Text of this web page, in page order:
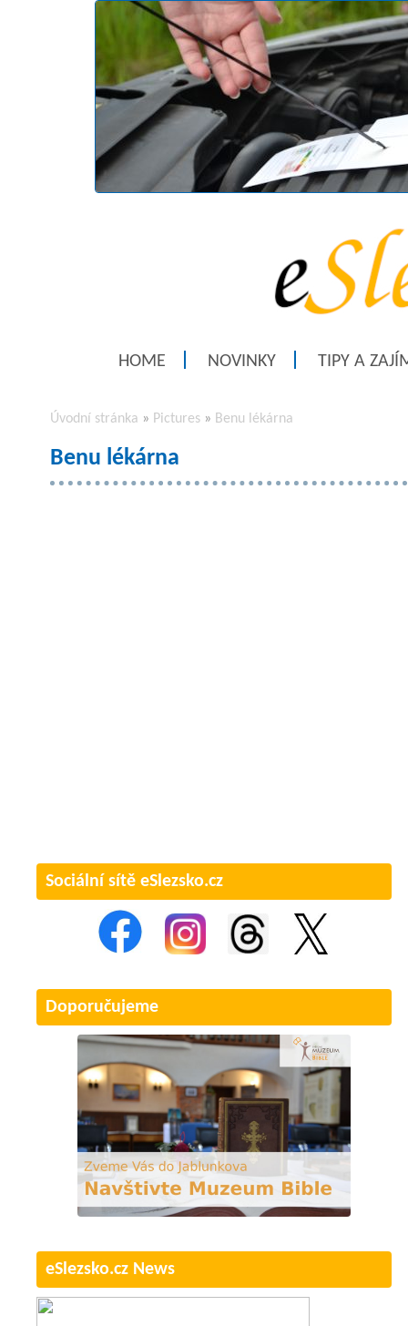
HOME NOVINKY TIPY A
Úvodní stránka » Pictures » Benu lékárna
Benu lékárna
Sociální sítě eSlezsko.cz
Doporučujeme
eSlezsko.cz News